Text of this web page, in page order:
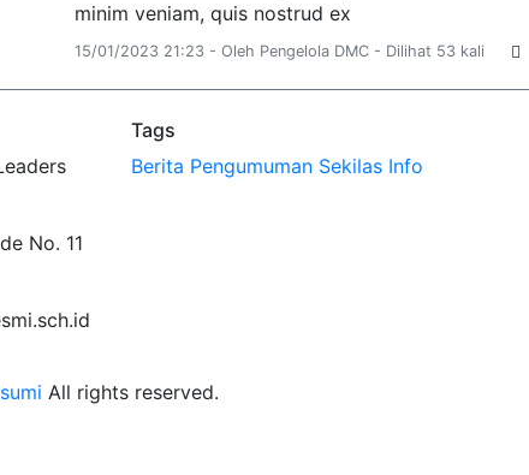
minim veniam, quis nostrud ex
15/01/2023 21:23 - Oleh Pengelola DMC - Dilihat 53 kali
No. 11
Tags
Berita Pengumuman Sekilas Info
All rights reserved.